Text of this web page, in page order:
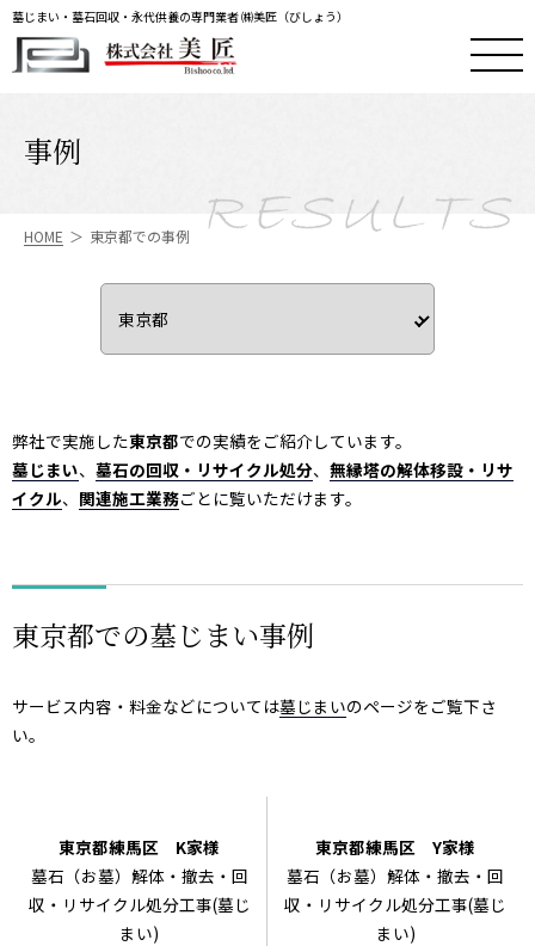
墓じまい・墓石回収・永代供養の専門業者 ㈱美匠（びしょう）
事例
RESULTS
HOME 東京都での事例
弊社で実施した東京都での実績をご紹介しています。
墓じまい、 墓石の回収・リサイクル処分、 無縁塔の解体移設・リサ
イクル、 関連施工業務ごとに覧いただけます。
東京都での墓じまい事例
サービス内容・料金などについては墓じまいのページをご覧下さ
い。
東京都練馬区 K家様
墓石（お墓）解体・撤去・回
収・リサイクル処分工事(墓じ
まい)
東京都練馬区 Y家様
墓石（お墓）解体・撤去・回
収・リサイクル処分工事(墓じ
まい)